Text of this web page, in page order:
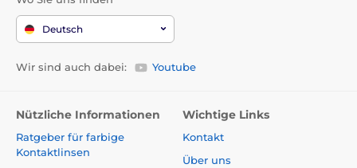
Deutsch
Wir sind auch dabei: Youtube
Nützliche Informationen
Ratgeber für farbige
Kontaktlinsen
Wichtige Links
Kontakt
Über uns